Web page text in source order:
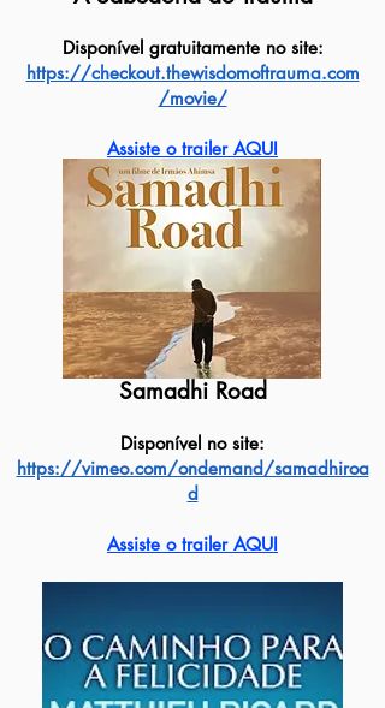
Disponível gratuitamente no site:
https://checkout.thewisdomoftrauma.com
/movie/
Assiste o trailer AQUI
Samadhi Road
Disponível no site:
https://vimeo.com/ondemand/samadhiroa
d
Assiste o trailer AQUI